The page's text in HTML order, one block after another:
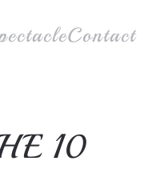
Contact
10